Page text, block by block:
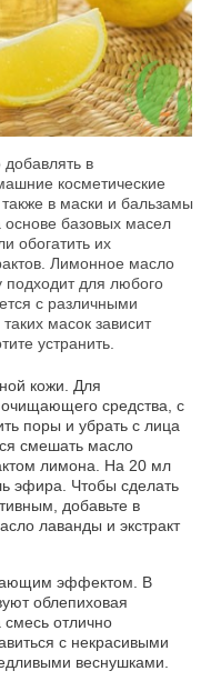
в
косметические
в маски и бальзамы
базовых масел
обогатить их
Лимонное масло
подходит для любого
с различными
масок зависит
устранить.
кожи. Для
средства, с
поры и убрать с лица
смешать масло
лимона. На 20 мл
эфира. Чтобы сделать
добавьте в
лаванды и экстракт
эффектом. В
облепиховая
отлично
с некрасивыми
веснушками.